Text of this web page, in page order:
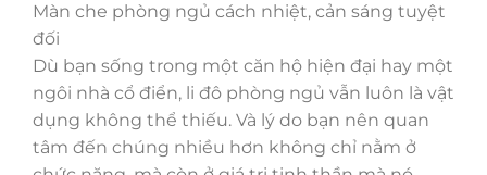
Màn che phòng ngủ cách nhiệt, cản sáng tuyệt
đối
Dù bạn sống trong một căn hộ hiện đại hay một
ngôi nhà cổ điển, li đô phòng ngủ vẫn luôn là vật
dụng không thể thiếu. Và lý do bạn nên quan
tâm đến chúng nhiều hơn không chỉ nằm ở